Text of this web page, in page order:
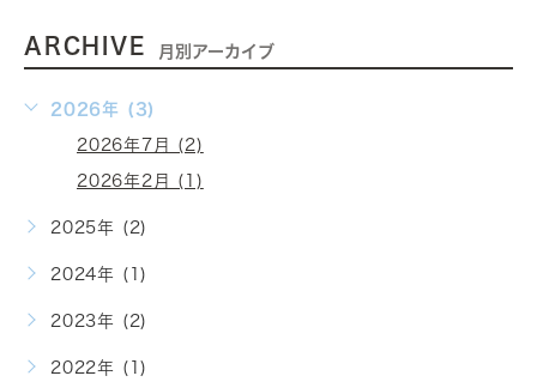
ARCHIVE 月別アーカイブ
2026年 (3)
2026年7月 (2)
2026年2月 (1)
2025年 (2)
2024年 (1)
2023年 (2)
2022年 (1)